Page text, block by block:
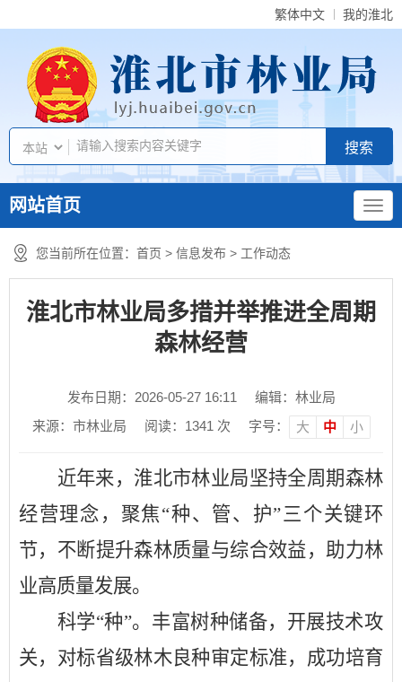
繁体中文 我的淮北
网站首页
您当前所在位置： 首页 > 信息发布 > 工作动态
淮北市林业局多措并举推进全周期
森林经营
发布日期：2026-05-27 16:11
编辑：林业局
来源：市林业局
阅读： 1341 次 字号： 大 中 小
近年来，淮北市林业局坚持全周期森林
经营理念，聚焦“种、管、护”三个关键环
节，不断提升森林质量与综合效益，助力林
业高质量发展。
科学“种”。丰富树种储备，开展技术攻
关，对标省级林木良种审定标准，成功培育